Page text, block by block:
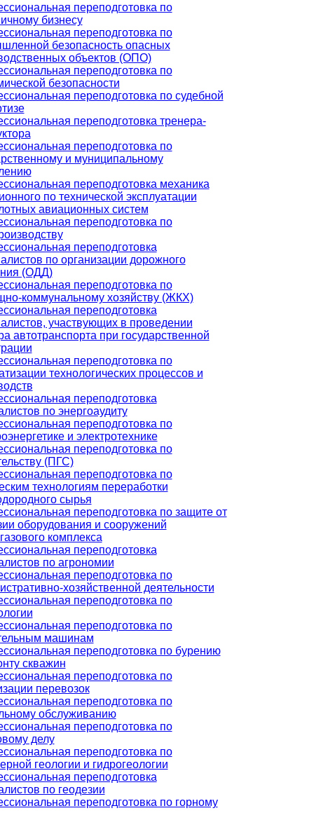
переподготовка по
бизнесу
переподготовка по
безопасность опасных
объектов (ОПО)
переподготовка по
безопасности
переподготовка по судебной
переподготовка тренера-
переподготовка по
и муниципальному
переподготовка механика
по технической эксплуатации
авиационных систем
переподготовка по
переподготовка
по организации дорожного
(ОДД)
переподготовка по
коммунальному хозяйству (ЖКХ)
переподготовка
участвующих в проведении
автотранспорта при государственной
переподготовка по
технологических процессов и
переподготовка
по энергоаудиту
переподготовка по
и электротехнике
переподготовка по
(ПГС)
переподготовка по
технологиям переработки
сырья
переподготовка по защите от
оборудования и сооружений
комплекса
переподготовка
по агрономии
переподготовка по
хозяйственной деятельности
переподготовка по
переподготовка по
машинам
переподготовка по бурению
скважин
переподготовка по
перевозок
переподготовка по
обслуживанию
переподготовка по
делу
переподготовка по
геологии и гидрогеологии
переподготовка
по геодезии
переподготовка по горному